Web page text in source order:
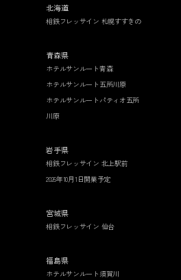
北海道
相鉄フレッサイン 札幌すすきの
青森県
ホテルサンルート青森
ホテルサンルート五所川原
ホテルサンルートパティオ五所
川原
岩手県
相鉄フレッサイン 北上駅前
2026年10月1日開業予定
宮城県
相鉄フレッサイン 仙台
福島県
ホテルサンルート須賀川